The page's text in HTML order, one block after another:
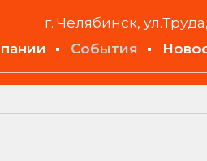
г. Челябинск,
События